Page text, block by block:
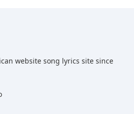
website song lyrics site since